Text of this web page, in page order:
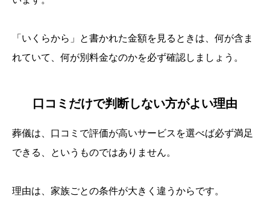
「いくらから」と書かれた金額を見るときは、何が含ま
れていて、何が別料金なのかを必ず確認しましょう。
口コミだけで判断しない方がよい理由
葬儀は、口コミで評価が高いサービスを選べば必ず満足
できる、というものではありません。
理由は、家族ごとの条件が大きく違うからです。